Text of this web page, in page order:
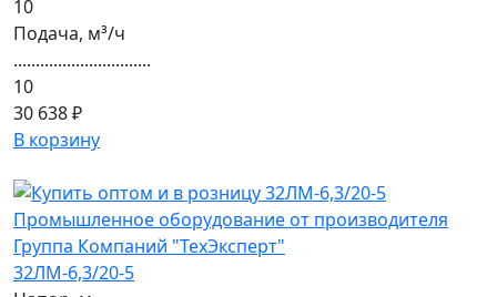
10
Подача, м³/ч
...............................
10
30 638 ₽
В корзину
32ЛМ-6,3/20-5